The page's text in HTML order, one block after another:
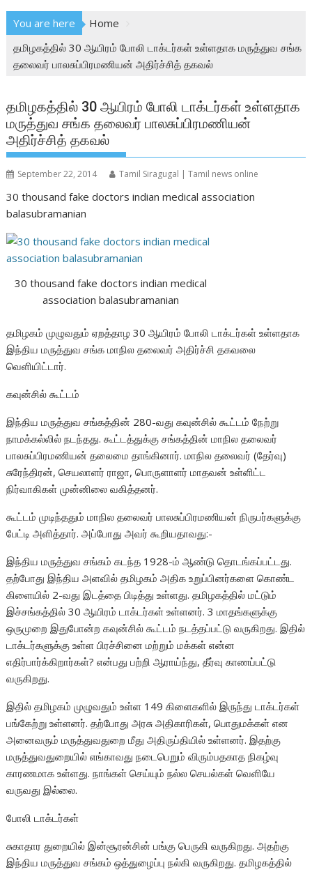
You are here
Home
தமிழகத்தில் 30 ஆயிரம் போலி டாக்டர்கள் உள்ளதாக மருத்துவ சங்க
தலைவர் பாலசுப்பிரமணியன் அதிர்ச்சித் தகவல்
தமிழகத்தில் 30 ஆயிரம் போலி டாக்டர்கள் உள்ளதாக
மருத்துவ சங்க தலைவர் பாலசுப்பிரமணியன்
அதிர்ச்சித் தகவல்
September 22, 2014 Tamil Siragugal | Tamil news online
30 thousand fake doctors indian medical association
balasubramanian
30 thousand fake doctors indian medical
association balasubramanian
தமிழகம் முழுவதும் ஏறத்தாழ 30 ஆயிரம் போலி டாக்டர்கள் உள்ளதாக
இந்திய மருத்துவ சங்க மாநில தலைவர் அதிர்ச்சி தகவலை
வெளியிட்டார்.
கவுன்சில் கூட்டம்
இந்திய மருத்துவ சங்கத்தின் 280-வது கவுன்சில் கூட்டம் நேற்று
நாமக்கல்லில் நடந்தது. கூட்டத்துக்கு சங்கத்தின் மாநில தலைவர்
பாலசுப்பிரமணியன் தலைமை தாங்கினார். மாநில தலைவர் (தேர்வு)
சுரேந்திரன், செயலாளர் ராஜா, பொருளாளர் மாதவன் உள்ளிட்ட
நிர்வாகிகள் முன்னிலை வகித்தனர்.
கூட்டம் முடிந்ததும் மாநில தலைவர் பாலசுப்பிரமணியன் நிருபர்களுக்கு
பேட்டி அளித்தார். அப்போது அவர் கூறியதாவது:-
இந்திய மருத்துவ சங்கம் கடந்த 1928-ம் ஆண்டு தொடங்கப்பட்டது.
தற்போது இந்திய அளவில் தமிழகம் அதிக உறுப்பினர்களை கொண்ட
கிளையில் 2-வது இடத்தை பிடித்து உள்ளது. தமிழகத்தில் மட்டும்
இச்சங்கத்தில் 30 ஆயிரம் டாக்டர்கள் உள்ளனர். 3 மாதங்களுக்கு
ஒருமுறை இதுபோன்ற கவுன்சில் கூட்டம் நடத்தப்பட்டு வருகிறது. இதில்
டாக்டர்களுக்கு உள்ள பிரச்சினை மற்றும் மக்கள் என்ன
எதிர்பார்க்கிறார்கள்? என்பது பற்றி ஆராய்ந்து, தீர்வு காணப்பட்டு
வருகிறது.
இதில் தமிழகம் முழுவதும் உள்ள 149 கிளைகளில் இருந்து டாக்டர்கள்
பங்கேற்று உள்ளனர். தற்போது அரசு அதிகாரிகள், பொதுமக்கள் என
அனைவரும் மருத்துவதுறை மீது அதிருப்தியில் உள்ளனர். இதற்கு
மருத்துவதுறையில் எங்காவது நடைபெறும் விரும்பதகாத நிகழ்வு
காரணமாக உள்ளது. நாங்கள் செய்யும் நல்ல செயல்கள் வெளியே
வருவது இல்லை.
போலி டாக்டர்கள்
சுகாதார துறையில் இன்சூரன்சின் பங்கு பெருகி வருகிறது. அதற்கு
இந்திய மருத்துவ சங்கம் ஒத்துழைப்பு நல்கி வருகிறது. தமிழகத்தில்